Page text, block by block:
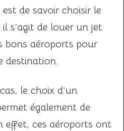
de savoir choisir le
s’agit de louer un jet
bons aéroports pour
destination.
le choix d’un
également de
effet, ces aéroports ont